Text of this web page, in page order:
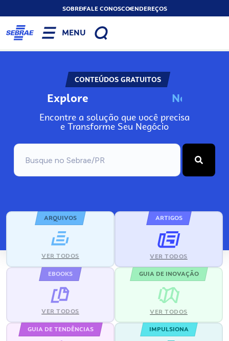
SOBREFALE CONOSCOENDEREÇOS
MENU
CONTEÚDOS GRATUITOS
Explore N
Encontre a solução que você precisa
e Transforme Seu Negócio
ARQUIVOS
VER TODOS
ARTIGOS
VER TODOS
EBOOKS
VER TODOS
GUIA DE INOVAÇÃO
VER TODOS
GUIA DE TENDÊNCIAS IMPULSIONA